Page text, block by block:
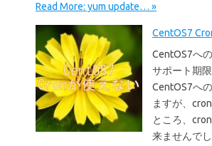
Read More: yum update… »
CentOS7
CentOS7へ
サポート期
CentOS7へ
ますが、
ところ、
来ませんで